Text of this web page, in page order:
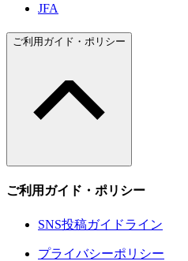
JFA
ご利用ガイド・ポリシー
ご利用ガイド・ポリシー
SNS投稿ガイドライン
プライバシーポリシー